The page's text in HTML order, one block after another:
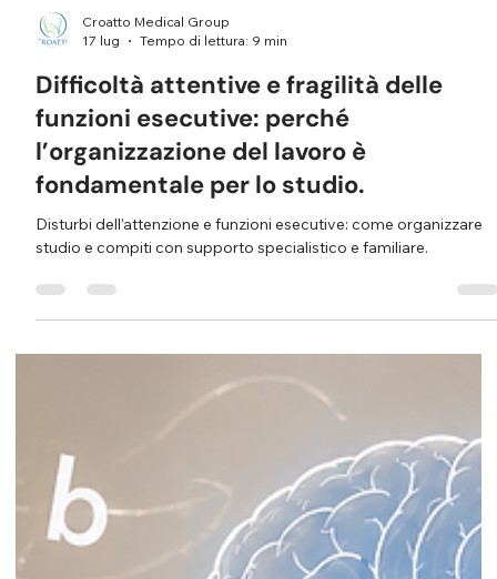
Croatto Medical Group
17 lug
Tempo di lettura: 9 min
Difficoltà attentive e fragilità delle
funzioni esecutive: perché
l’organizzazione del lavoro è
fondamentale per lo studio.
Disturbi dell’attenzione e funzioni esecutive: come organizzare